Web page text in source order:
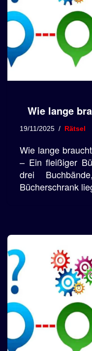
Wie lange
19/11/2025 Rätsel
Wie lange
– Ein fleißiger
drei
Bücherschrank